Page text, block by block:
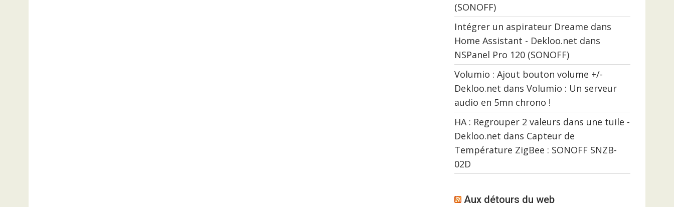
(SONOFF)
Intégrer un aspirateur Dreame dans
Home Assistant - Dekloo.net dans
NSPanel Pro 120 (SONOFF)
Volumio : Ajout bouton volume +/-
Dekloo.net dans Volumio : Un serveur
audio en 5mn chrono !
HA : Regrouper 2 valeurs dans une tuile -
Dekloo.net dans Capteur de
Température ZigBee : SONOFF SNZB-
02D
Aux détours du web